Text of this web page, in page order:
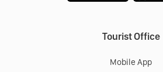
Tourist Office
Mobile App